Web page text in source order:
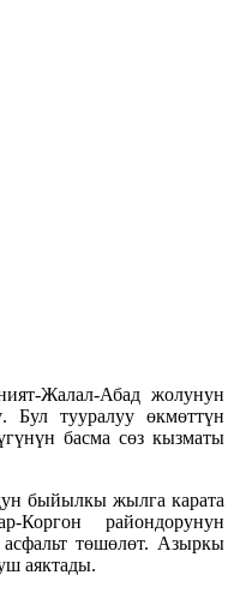
Жалал-Абад жолунун
Бул тууралуу өкмөттүн
басма сөз кызматы
быйылкы жылга карата
Коргон райондорунун
төшөлөт. Азыркы
аяктады.